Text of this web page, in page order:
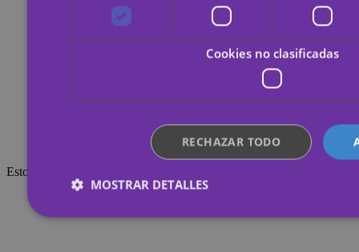
Esto también te puede interesar
Cookies no clasificadas
RECHAZAR TODO
MOSTRAR DETALLES